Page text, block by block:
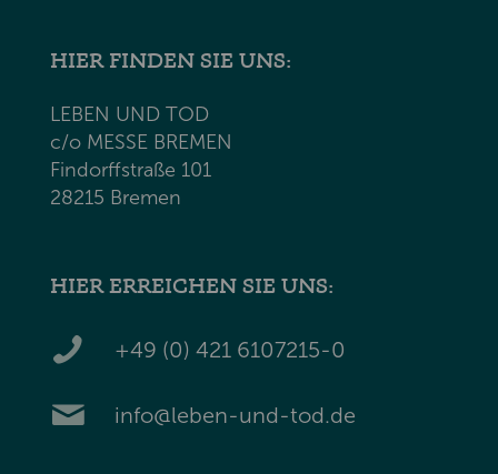
HIER FINDEN SIE UNS:
LEBEN UND TOD
c/o MESSE BREMEN
Findorffstraße 101
28215 Bremen
HIER ERREICHEN SIE UNS:
+49 (0) 421 6107215-0
info@leben-und-tod.de